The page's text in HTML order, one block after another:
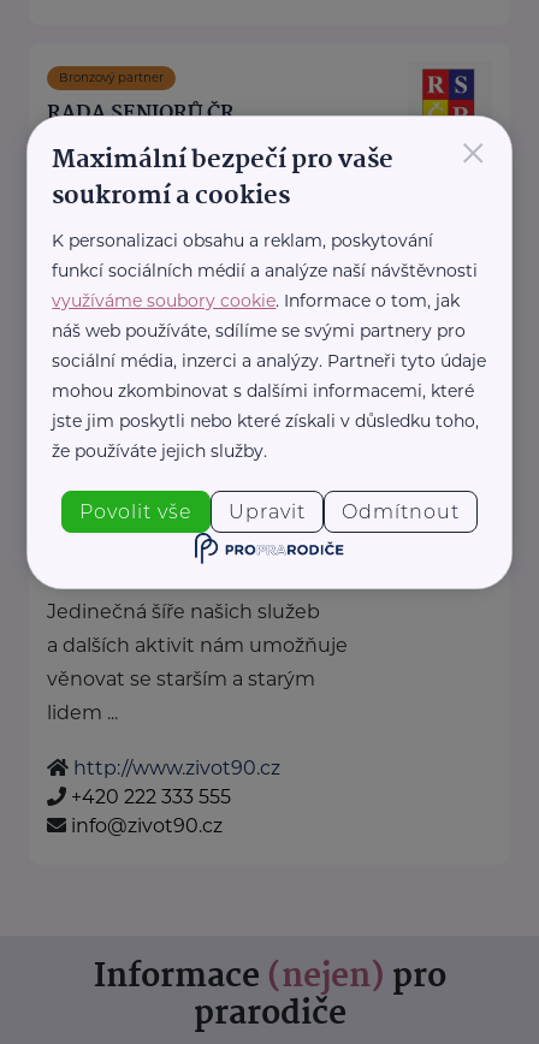
Bronzový partner
RADA SENIORŮ ČR
Politických vězňů 1419/11 Praha 1
Poskytujeme bezplatné sociálně-
po celé ČR.
Vydáváme časopis Doba seniorů.
Akreditované poradny RS ...
https://www.rscr.cz/
+420 222 560 136
rscr@rscr.cz
ŽIVOT 90, z.ú.
Jedinečná šíře našich služeb
a dalších aktivit nám umožňuje
věnovat se starším a starým
lidem ...
http://www.zivot90.cz
+420 222 333 555
info@zivot90.cz
Informace (nejen) pro
prarodiče
×
Maximální bezpečí pro vaše
soukromí a cookies
K personalizaci obsahu a reklam, poskytování
funkcí sociálních médií a analýze naší návštěvnosti
využíváme soubory cookie. Informace o tom, jak
náš web používáte, sdílíme se svými partnery pro
sociální média, inzerci a analýzy. Partneři tyto údaje
mohou zkombinovat s dalšími informacemi, které
jste jim poskytli nebo které získali v důsledku toho,
že používáte jejich služby.
Povolit vše Upravit Odmítnout